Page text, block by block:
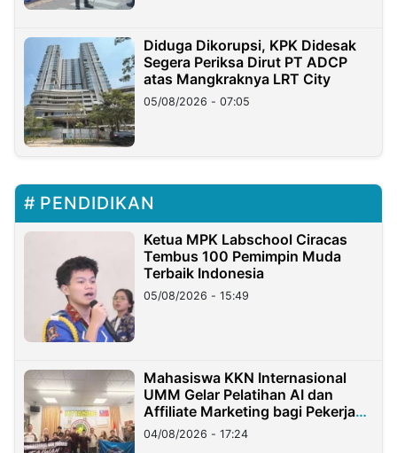
Diduga Dikorupsi, KPK Didesak
Segera Periksa Dirut PT ADCP
atas Mangkraknya LRT City
05/08/2026 - 07:05
PENDIDIKAN
Ketua MPK Labschool Ciracas
Tembus 100 Pemimpin Muda
Terbaik Indonesia
05/08/2026 - 15:49
Mahasiswa KKN Internasional
UMM Gelar Pelatihan AI dan
Affiliate Marketing bagi Pekerja
Migran Indonesia di Taiwan
04/08/2026 - 17:24